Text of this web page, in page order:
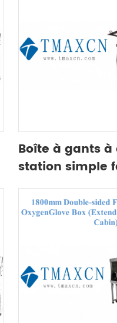
Boîte à gants
station simple
mm utilisée
de pérovskite